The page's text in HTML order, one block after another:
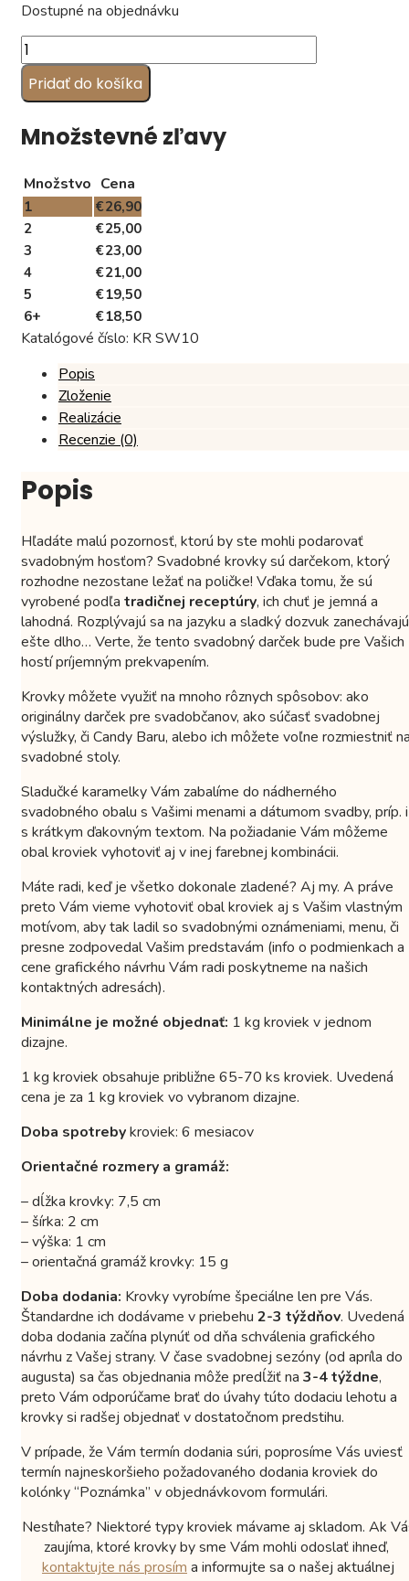
Dostupné na objednávku
množstvo
Svadobné
krovky,
vzor
SV10
(1
Pridať do košíka
Množstevné zľavy
Množstvo Cena
1 €26,90
2
€25,00
3
€23,00
4
€21,00
5
€19,50
6+
€18,50
Katalógové číslo: KR SW10
Popis
Zloženie
Realizácie
Recenzie (0)
Popis
Hľadáte malú pozornosť, ktorú by ste mohli podarovať
svadobným hosťom? Svadobné krovky sú darčekom, ktorý
rozhodne nezostane ležať na poličke! Vďaka tomu, že sú
vyrobené podľa tradičnej receptúry, ich chuť je jemná a
lahodná. Rozplývajú sa na jazyku a sladký dozvuk zanechávajú
ešte dlho… Verte, že tento svadobný darček bude pre Vašich
hostí príjemným prekvapením.
Krovky môžete využiť na mnoho rôznych spôsobov: ako
originálny darček pre svadobčanov, ako súčasť svadobnej
výslužky, či Candy Baru, alebo ich môžete voľne rozmiestniť
svadobné stoly.
Sladučké karamelky Vám zabalíme do nádherného
svadobného obalu s Vašimi menami a dátumom svadby, príp. i
s krátkym ďakovným textom. Na požiadanie Vám môžeme
obal kroviek vyhotoviť aj v inej farebnej kombinácii.
Máte radi, keď je všetko dokonale zladené? Aj my. A práve
preto Vám vieme vyhotoviť obal kroviek aj s Vašim vlastným
motívom, aby tak ladil so svadobnými oznámeniami, menu, či
presne zodpovedal Vašim predstavám (info o podmienkach a
cene grafického návrhu Vám radi poskytneme na našich
kontaktných adresách).
Minimálne je možné objednať: 1 kg kroviek v jednom
dizajne.
1 kg kroviek obsahuje približne 65-70 ks kroviek. Uvedená
cena je za 1 kg kroviek vo vybranom dizajne.
Doba spotrebykroviek: 6 mesiacov
Orientačné rozmery a gramáž:
– dĺžka krovky: 7,5 cm
– šírka: 2 cm
– výška: 1 cm
– orientačná gramáž krovky: 15 g
Doba dodania: Krovky vyrobíme špeciálne len pre Vás.
Štandardne ich dodávame v priebehu 2-3 týždňov. Uvedená
doba dodania začína plynúť od dňa schválenia grafického
návrhu z Vašej strany. V čase svadobnej sezóny (od apríla do
augusta) sa čas objednania môže predĺžiť na 3-4 týždne,
preto Vám odporúčame brať do úvahy túto dodaciu lehotu a
krovky si radšej objednať v dostatočnom predstihu.
V prípade, že Vám termín dodania súri, poprosíme Vás uviesť
termín najneskoršieho požadovaného dodania kroviek do
kolónky “Poznámka” v objednávkovom formulári.
Nestíhate? Niektoré typy kroviek mávame aj skladom. Ak
zaujíma, ktoré krovky by sme Vám mohli odoslať ihneď,
kontaktujte nás prosíma informujte sa o našej aktuálnej